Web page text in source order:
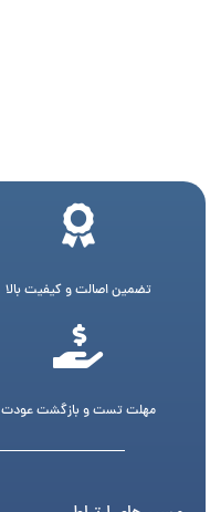
تضمین اصالت و کیفیت بالا
مهلت تست و بازگشت عودت